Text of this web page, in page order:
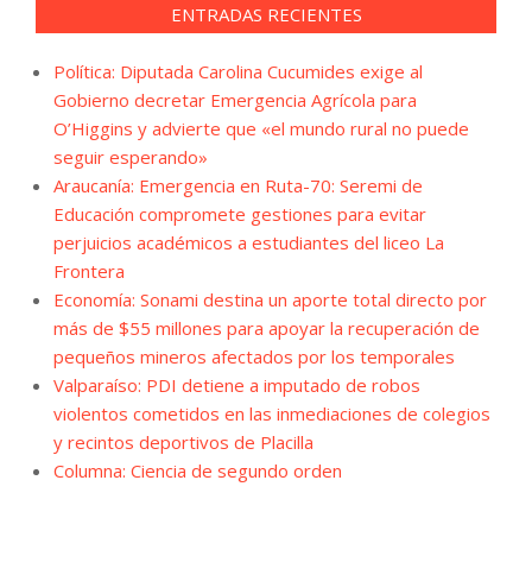
ENTRADAS RECIENTES
Política: Diputada Carolina Cucumides exige al
Gobierno decretar Emergencia Agrícola para
O’Higgins y advierte que «el mundo rural no puede
seguir esperando»
Araucanía: Emergencia en Ruta-70: Seremi de
Educación compromete gestiones para evitar
perjuicios académicos a estudiantes del liceo La
Frontera
Economía: Sonami destina un aporte total directo por
más de $55 millones para apoyar la recuperación de
pequeños mineros afectados por los temporales
Valparaíso: PDI detiene a imputado de robos
violentos cometidos en las inmediaciones de colegios
y recintos deportivos de Placilla
Columna: Ciencia de segundo orden